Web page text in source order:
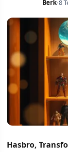
Berk•8
Hasbro,